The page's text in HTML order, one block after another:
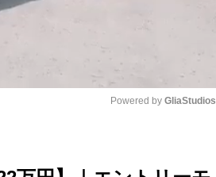
u
Powered by GliaStudios